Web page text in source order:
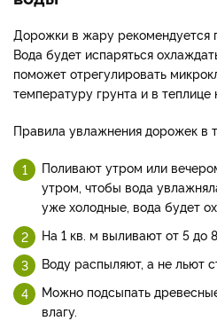
Дорожки в жару рекомендуется
Вода будет испаряться
поможет отрегулировать
температуру грунта и в теплице
Правила увлажнения дорожек в
Поливают утром или
утром, чтобы вода
уже холодные, вода будет
На 1 кв. м выливают от 5 до
Воду распыляют, а не льют
Можно подсыпать
влагу.